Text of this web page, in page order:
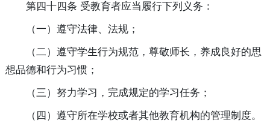
第四十四条 受教育者应当履行下列义务：
（一）遵守法律、法规；
（二）遵守学生行为规范，尊敬师长，养成良好的思
想品德和行为习惯；
（三）努力学习，完成规定的学习任务；
（四）遵守所在学校或者其他教育机构的管理制度。